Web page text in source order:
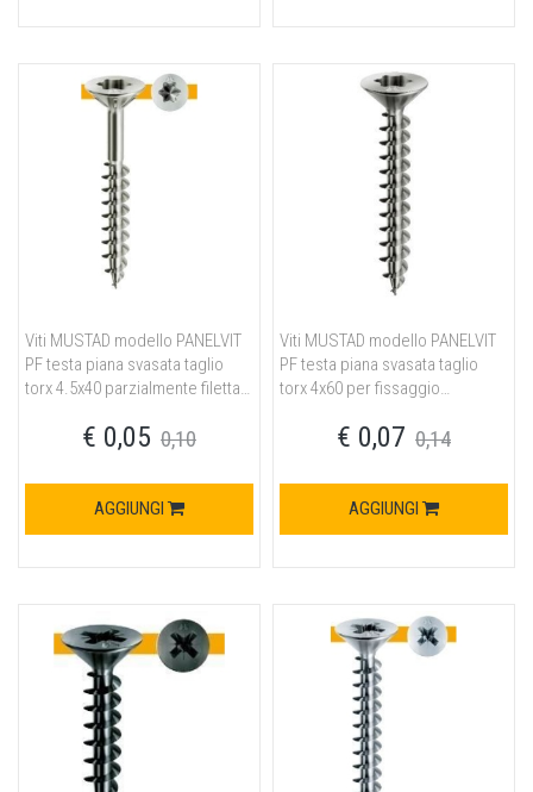
Viti MUSTAD modello PANELVIT
PF testa piana svasata taglio
torx 4.5x40 parzialmente filettata
acciaio finitura chromiting
€ 0,05 0,10
AGGIUNGI
Viti MUSTAD modello PANELVIT
PF testa piana svasata taglio
torx 4x60 per fissaggio
chromiting€ 0,07 0,14
AGGIUNGI